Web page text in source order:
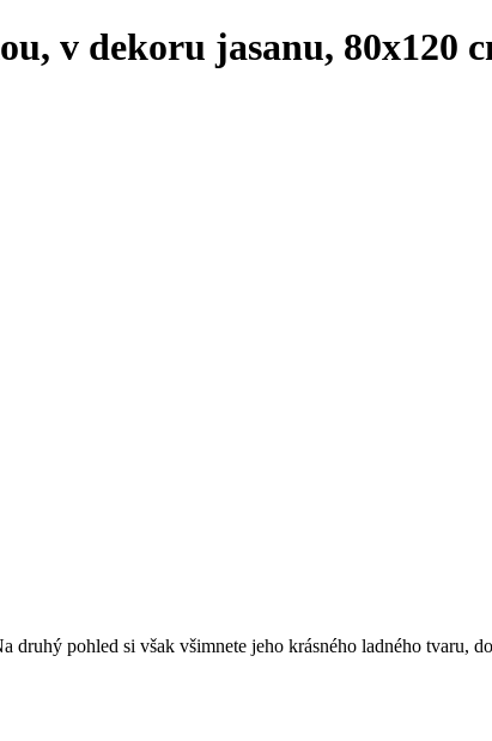
v dekoru jasanu, 80x120
pohled si však všimnete jeho krásného ladného tvaru,